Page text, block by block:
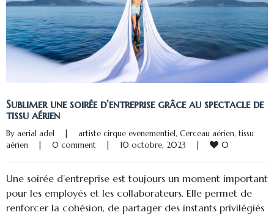
Sublimer une soirée d’entreprise grâce au spectacle de
tissu aérien
By aerial adel artiste cirque evenementiel, Cerceau aérien, tissu
aérien
0 comment 10 octobre, 2023 0
Une soirée d’entreprise est toujours un moment important
pour les employés et les collaborateurs. Elle permet de
renforcer la cohésion, de partager des instants privilégiés